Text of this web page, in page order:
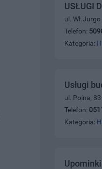
USŁUGI
ul.
Telefon:
Kategoria:
Usługi
ul. Polna,
Telefon:
Kategoria: